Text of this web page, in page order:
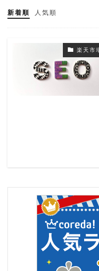
新着順 人気順
楽天市
ヤフーショッピング
ヤフーショッピン
ヤフーショッピング
ヤフーショッピン
料率設定 期間
検索流入 検索
楽天 seo アルゴリ
楽天 seo対策 2021
楽天 コンサル